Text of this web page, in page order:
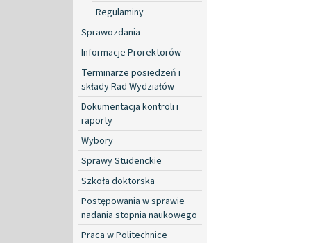
Regulaminy
Sprawozdania
Informacje Prorektorów
Terminarze posiedzeń i
składy Rad Wydziałów
Dokumentacja kontroli i
raporty
Wybory
Sprawy Studenckie
Szkoła doktorska
Postępowania w sprawie
nadania stopnia naukowego
Praca w Politechnice